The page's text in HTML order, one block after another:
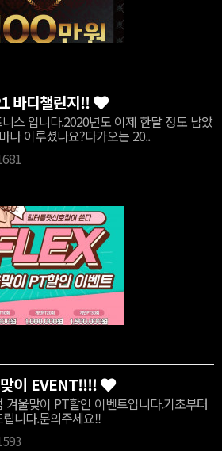
바디챌린지!!
스 입니다.2020년도 이제 한달 정도 남았
나 이루셨나요?다가오는 20..
이 EVENT!!!!
겨울맞이 PT할인 이벤트입니다.기초부터
니다.문의주세요!!